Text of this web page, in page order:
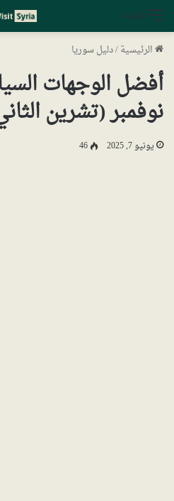
القائمة
الرئيسية/دليل سوريا
أفضل الوجهات
نوفمبر (تشرين الثاني)
يونيو 7, 2025 46